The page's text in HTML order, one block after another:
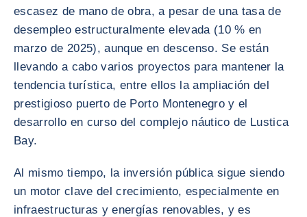
escasez de mano de obra, a pesar de una tasa de
desempleo estructuralmente elevada (10 % en
marzo de 2025), aunque en descenso. Se están
llevando a cabo varios proyectos para mantener la
tendencia turística, entre ellos la ampliación del
prestigioso puerto de Porto Montenegro y el
desarrollo en curso del complejo náutico de Lustica
Bay.
Al mismo tiempo, la inversión pública sigue siendo
un motor clave del crecimiento, especialmente en
infraestructuras y energías renovables, y es